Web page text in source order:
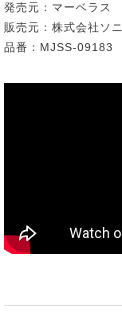
発売元：マーベラス
販売元：株式会社ソ
品番：MJSS-09183